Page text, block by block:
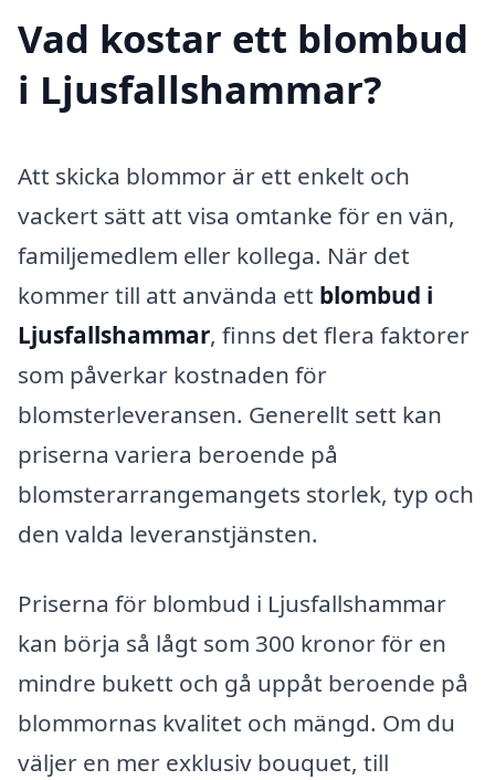
Vad kostar ett blombud
i Ljusfallshammar?
Att skicka blommor är ett enkelt och
vackert sätt att visa omtanke för en vän,
familjemedlem eller kollega. När det
kommer till att använda ett blombud i
Ljusfallshammar, finns det flera faktorer
som påverkar kostnaden för
blomsterleveransen. Generellt sett kan
priserna variera beroende på
blomsterarrangemangets storlek, typ och
den valda leveranstjänsten.
Priserna för blombud i Ljusfallshammar
kan börja så lågt som 300 kronor för en
mindre bukett och gå uppåt beroende på
blommornas kvalitet och mängd. Om du
väljer en mer exklusiv bouquet, till